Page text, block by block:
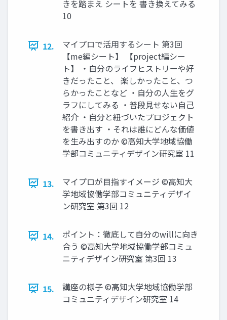
きを踏まえ シートを 書き換えてみる
10
12.
マイプロで活用するシート 第3回
【me編シート】 【project編シー
ト】 ・自分のライフヒストリーや好
きだったこと、 楽しかったこと、つ
らかったことなど ・自分の人生をグ
ラフにしてみる ・普段見せない自己
紹介 ・自分と紐づいたプロジェクト
を書き出す ・それは誰にどんな価値
を生み出すのか ©高知大学地域協働
学部コミュニティデザイン研究室 11
13.
マイプロが目指すイメージ ©高知大
学地域協働学部コミュニティデザイ
ン研究室 第3回 12
14.
ポイント：徹底して自分のwillに向き
合う ©高知大学地域協働学部コミュ
ニティデザイン研究室 第3回 13
15.
講座の様子 ©高知大学地域協働学部
コミュニティデザイン研究室 14